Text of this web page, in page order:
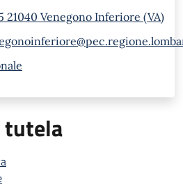
21040 Venegono Inferiore (VA)